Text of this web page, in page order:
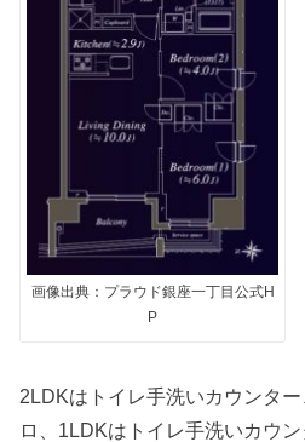
画像出典：プラウド銀座一丁目公式H
P
2LDKはトイレ手洗いカウンタ
ロ、1LDKはトイレ手洗いカウ